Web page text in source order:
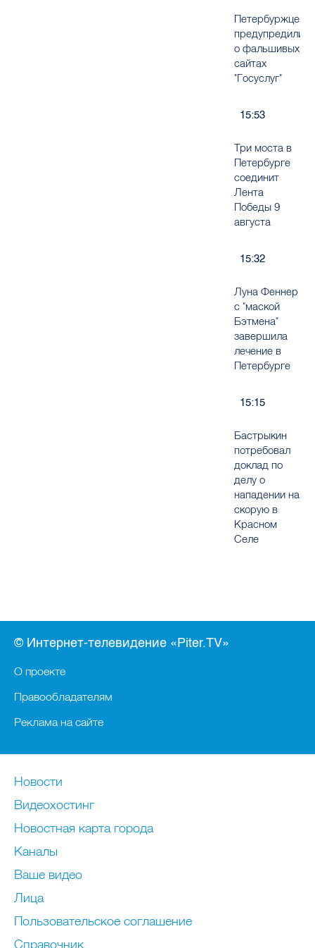
Петербуржцев
предупредили
о фальшивых
сайтах
"Госуслуг"
15:53
Три моста в
Петербурге
соединит
Лента
Победы 9
августа
15:32
Луна Феннер
с "маской
Бэтмена"
завершила
лечение в
Петербурге
15:15
Бастрыкин
потребовал
доклад по
делу о
нападении на
скорую в
Красном
Селе
© Интернет-телевидение «Piter.TV»
О проекте
Правообладателям
Реклама на сайте
Новости
Видеохостинг
Новостная карта города
Каналы
Ваше видео
Лица
Пользовательское соглашение
Справочник